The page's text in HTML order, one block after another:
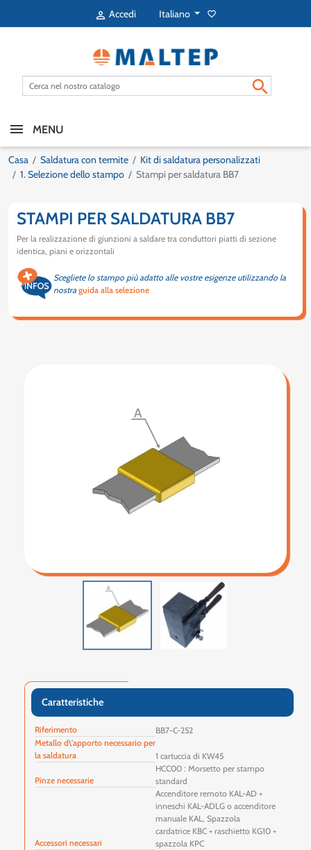
 Accedi Italiano favorite_border

MENU
Casa Saldatura con termite
Kit di saldatura personalizzati
1. Selezione dello stampo
Stampi per saldatura BB7
STAMPI PER SALDATURA BB7
Per la realizzazione di giunzioni a saldare tra conduttori piatti di sezione
identica, piani e orizzontali
Scegliete lo stampo più adatto alle vostre esigenze utilizzando la
nostra guida alla selezione
Caratteristiche
Riferimento
BB7-C-252
Metallo d\'apporto necessario per
la saldatura
1 cartuccia di KW45
Pinze necessarie
HCC00 : Morsetto per stampo
standard
Accessori necessari
Accenditore remoto KAL-AD +
inneschi KAL-ADLG o accenditore
manuale KAL, Spazzola
cardatrice KBC + raschietto KG10 +
spazzola KPC